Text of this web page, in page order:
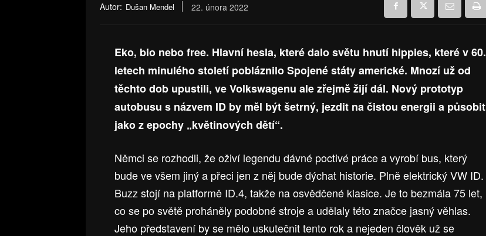
Autor: Dušan Mendel 22. února 2022
Eko, bio nebo free. Hlavní hesla, které dalo světu hnutí hippies, které v 60.
letech minulého století pobláznilo Spojené státy americké. Mnozí už od
těchto dob upustili, ve Volkswagenu ale zřejmě žijí dál. Nový prototyp
autobusu s názvem ID by měl být šetrný, jezdit na čistou energii a působit
jako z epochy „květinových dětí“.
Němci se rozhodli, že oživí legendu dávné poctivé práce a vyrobí bus, který
bude ve všem jiný a přeci jen z něj bude dýchat historie. Plně elektrický VW ID.
Buzz stojí na platformě ID.4, takže na osvědčené klasice. Je to bezmála 75 let,
co se po světě proháněly podobné stroje a udělaly této značce jasný věhlas.
Jeho představení by se mělo uskutečnit tento rok a nejeden člověk už se